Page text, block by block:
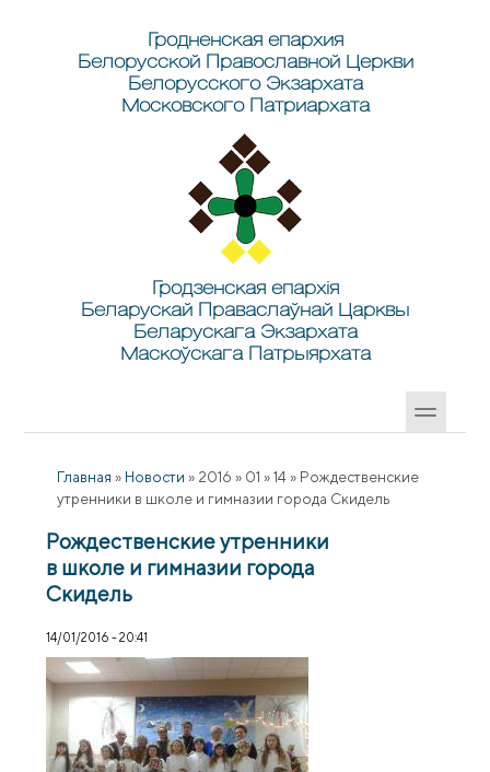
Гродненская епархия
Белорусской Православной Церкви
Белорусского Экзархата
Московского Патриархата
Гродзенская епархія
Беларускай Праваслаўнай Царквы
Беларускага Экзархата
Маскоўскага Патрыярхата
Главная » Новости » 2016 » 01 » 14 » Рождественские
утренники в школе и гимназии города Скидель
Рождественские утренники
в школе и гимназии города
Скидель
14/01/2016 - 20:41